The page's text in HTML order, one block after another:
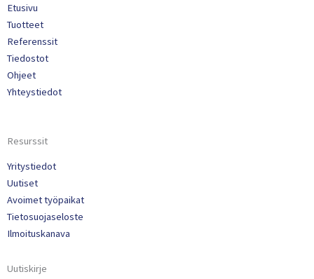
Etusivu
Tuotteet
Referenssit
Tiedostot
Ohjeet
Yhteystiedot
Resurssit
Yritystiedot
Uutiset
Avoimet työpaikat
Tietosuojaseloste
Ilmoituskanava
Uutiskirje